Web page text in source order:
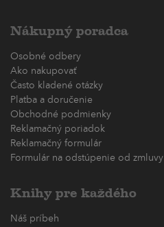
Nákupný poradca
Osobné odbery
Ako nakupovať
Často kladené otázky
Platba a doručenie
Obchodné podmienky
Reklamačný poriadok
Reklamačný formulár
Formulár na odstúpenie od zmluvy
Knihy pre každého
Náš príbeh